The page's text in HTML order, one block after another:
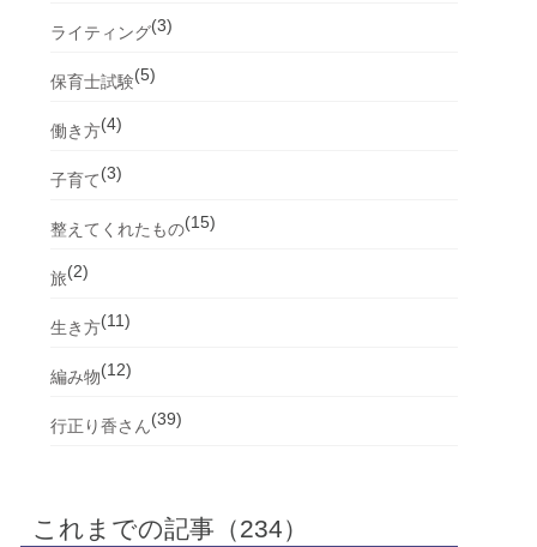
ライティング(3)
保育士試験(5)
働き方(4)
子育て(3)
整えてくれたもの(15)
旅(2)
生き方(11)
編み物(12)
行正り香さん(39)
これまでの記事（234）